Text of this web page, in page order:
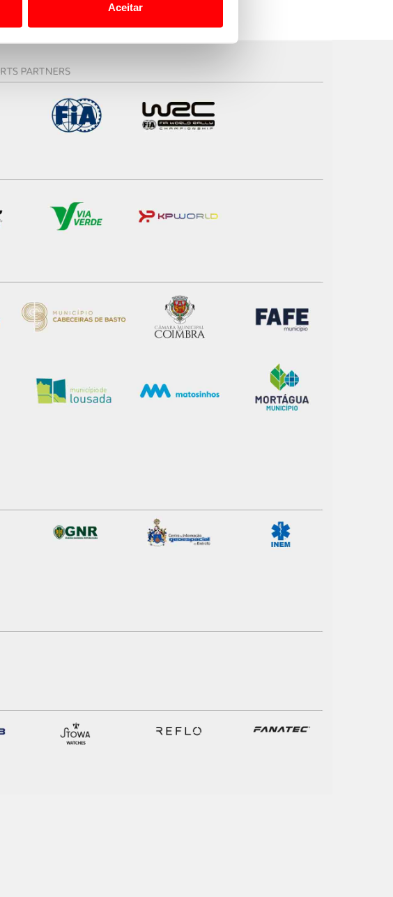
e anúncios, para lhe proporcionar
no nosso website.
publicidade e de análise, com parceiros
realizadas apenas com o seu
ter impacto na sua experiência de
Aceitar